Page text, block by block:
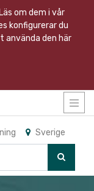
om dem i vår
konfigurerar du
använda den här
Sverige